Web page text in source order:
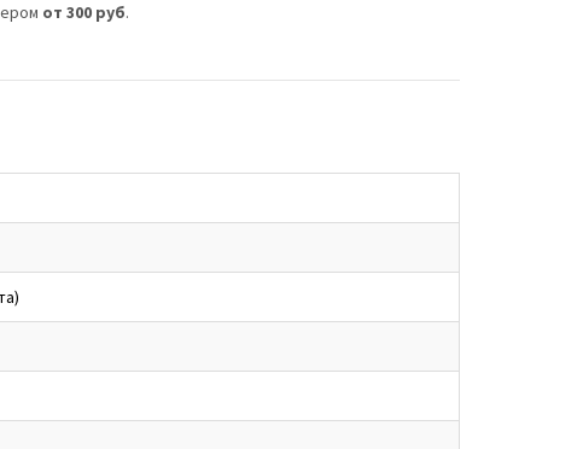
от 300 руб.